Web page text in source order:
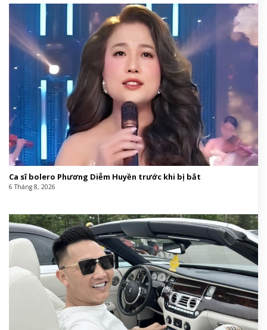
Ca sĩ bolero Phương Diễm Huyền trước khi bị bắt
6 Tháng 8, 2026